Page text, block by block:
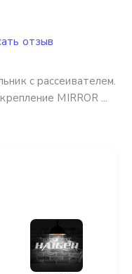
с рассеивателем.
MIRROR ...
отзыв